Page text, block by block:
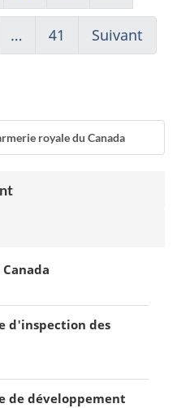
to
page
32
to
page
33
to
page
34
… 41
(current)
Aller
Suivant
to
royale du Canada
d'inspection des
de développement